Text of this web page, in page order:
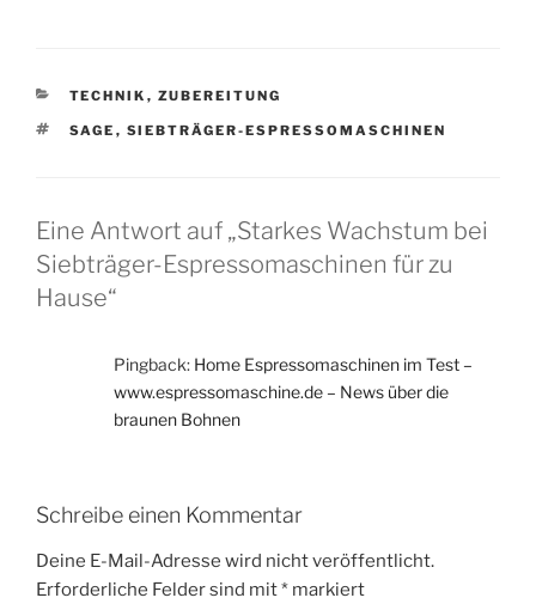
KATEGORIEN
TECHNIK , ZUBEREITUNG
SCHLAGWÖRTER
SAGE , SIEBTRÄGER-ESPRESSOMASCHINEN
Eine Antwort auf „Starkes Wachstum bei
Siebträger-Espressomaschinen für zu
Hause“
Pingback: Home Espressomaschinen im Test –
www.espressomaschine.de – News über die
braunen Bohnen
Schreibe einen Kommentar
Deine E-Mail-Adresse wird nicht veröffentlicht.
Erforderliche Felder sind mit* markiert